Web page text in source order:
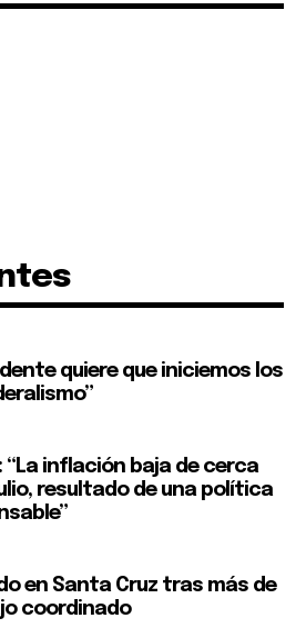
quiere que iniciemos los
“La inflación baja de cerca
julio, resultado de una política
en Santa Cruz tras más de
coordinado